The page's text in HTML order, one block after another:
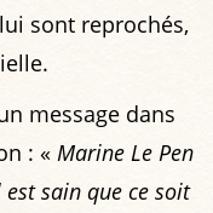
sont reprochés,
message dans
: « Marine Le Pen
sain que ce soit